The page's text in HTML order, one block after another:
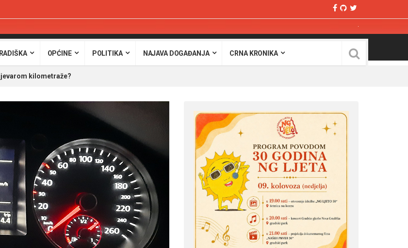
OPĆINE POLITIKA NAJAVA DOGAĐANJA CRNA KRONIKA
kilometraže?